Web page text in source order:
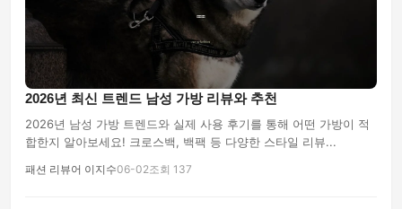
2026년 최신 트렌드 남성 가방 리뷰와 추천
2026년 남성 가방 트렌드와 실제 사용 후기를 통해 어떤 가방이 적
합한지 알아보세요! 크로스백, 백팩 등 다양한 스타일 리뷰...
패션 리뷰어 이지수06-02조회 137